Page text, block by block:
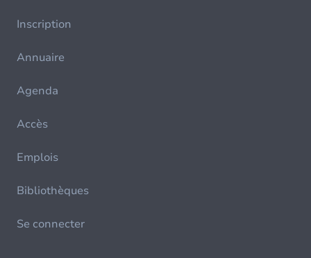
Inscription
Annuaire
Agenda
Accès
Emplois
Bibliothèques
Se connecter